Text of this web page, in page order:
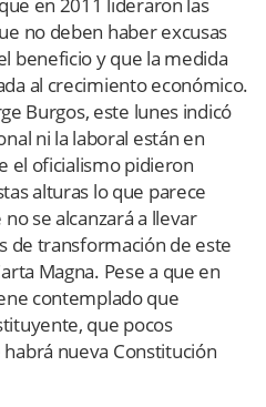
no deben haber excusas
beneficio y que la medida
al crecimiento económico.
Burgos, este lunes indicó
ni la laboral están en
el oficialismo pidieron
alturas lo que parece
se alcanzará a llevar
de transformación de este
Magna. Pese a que en
contemplado que
que pocos
nueva Constitución